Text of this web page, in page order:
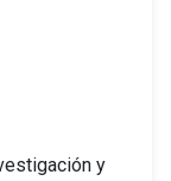
y